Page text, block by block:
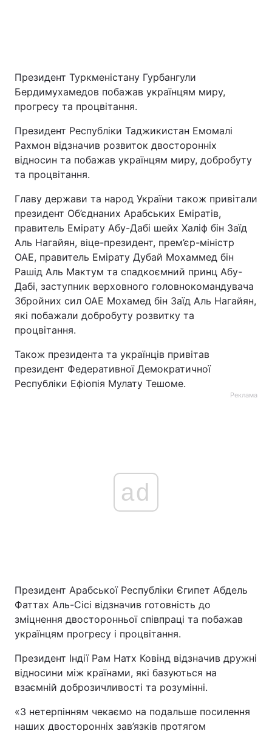
Президент Туркменістану Гурбангули
Бердимухамедов побажав українцям миру,
прогресу та процвітання.
Президент Республіки Таджикистан Емомалі
Рахмон відзначив розвиток двосторонніх
відносин та побажав українцям миру, добробуту
та процвітання.
Главу держави та народ України також привітали
президент Об’єднаних Арабських Еміратів,
правитель Емірату Абу-Дабі шейх Халіф бін Заїд
Аль Нагайян, віце-президент, прем’єр-міністр
ОАЕ, правитель Емірату Дубай Мохаммед бін
Рашід Аль Мактум та спадкоємний принц Абу-
Дабі, заступник верховного головнокомандувача
Збройних сил ОАЕ Мохамед бін Заїд Аль Нагайян,
які побажали добробуту розвитку та
процвітання.
Також президента та українців привітав
президент Федеративної Демократичної
Республіки Ефіопія Мулату Тешоме.
Реклама
ad
Президент Арабської Республіки Єгипет Абдель
Фаттах Аль-Сісі відзначив готовність до
зміцнення двосторонньої співпраці та побажав
українцям прогресу і процвітання.
Президент Індії Рам Натх Ковінд відзначив дружні
відносини між країнами, які базуються на
взаємній доброзичливості та розумінні.
«З нетерпінням чекаємо на подальше посилення
наших двосторонніх зав’язків протягом